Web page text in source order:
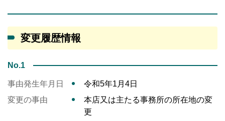
変更履歴情報
No.1
事由発生年月日
令和5年1月4日
変更の事由
本店又は主たる事務所の所在地の変
更